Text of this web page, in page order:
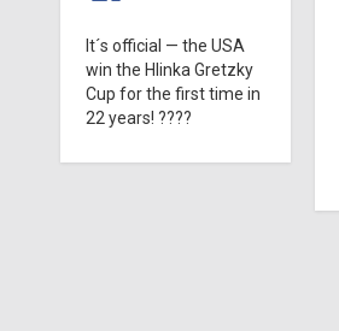
It´s official — the USA
win the Hlinka Gretzky
Cup for the first time in
22 years! ????